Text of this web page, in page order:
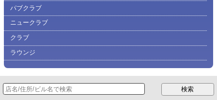
パブクラブ
ニュークラブ
クラブ
ラウンジ